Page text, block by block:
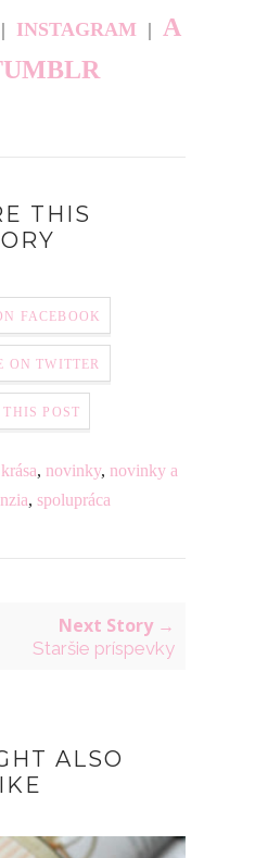
| INSTAGRAM | A
THIS
FACEBOOK
ON TWITTER
THIS POST
krása, novinky, novinky a
, spolupráca
Next Story →
Staršie príspevky
ALSO